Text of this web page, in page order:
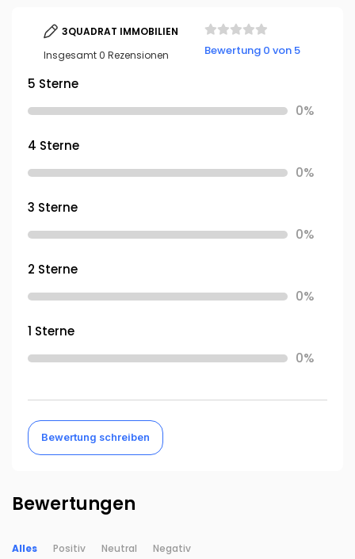
3QUADRAT IMMOBILIEN
Insgesamt 0 Rezensionen
Bewertung 0 von 5
5 Sterne
0%
4 Sterne
0%
3 Sterne
0%
2 Sterne
0%
1 Sterne
0%
Bewertung schreiben
Bewertungen
Alles Positiv Neutral Negativ